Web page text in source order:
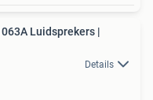
Luidsprekers |
Details